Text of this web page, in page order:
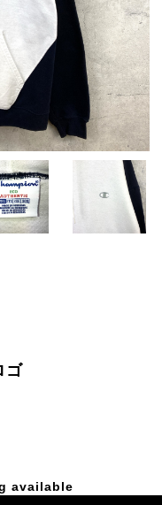
ゴ
available